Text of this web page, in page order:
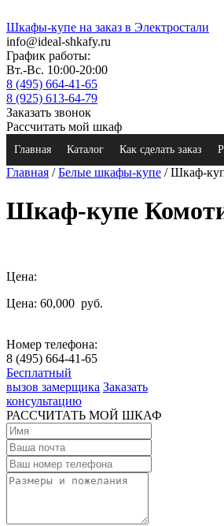
Шкафы-купе на заказ в Электростали
info@ideal-shkafy.ru
График работы:
Вт.-Вс. 10:00-20:00
8 (495) 664-41-65
8 (925) 613-64-79
Заказать звонок
Рассчитать мой шкаф
Главная Каталог Как сделать заказ
Главная /Белые шкафы-купе / Шкаф-
Шкаф-купе
Цена:
Цена: 60,000 руб.
Номер телефона:
8 (495) 664-41-65
Бесплатный
вызов замерщика Заказать
консультацию
РАССЧИТАТЬ МОЙ ШКАФ